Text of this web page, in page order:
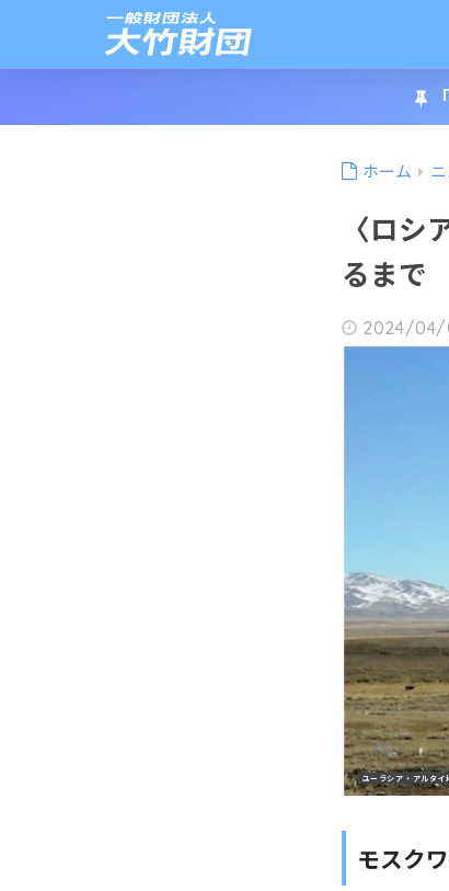
ホーム
〈ロ
るまで
2024/04/
ユーラシア・アルタ
モスク